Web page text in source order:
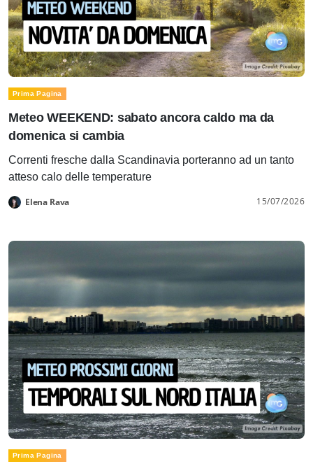
Prima Pagina
Meteo WEEKEND: sabato ancora caldo ma da
domenica si cambia
Correnti fresche dalla Scandinavia porteranno ad un tanto
atteso calo delle temperature
Elena Rava 15/07/2026
Prima Pagina